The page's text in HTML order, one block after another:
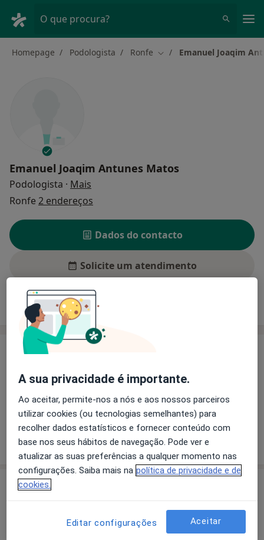
O que procura?
Homepage Podologista Ronfe Mudar de cidade
Emanuel Joaqim
Emanuel Joaqim Antunes Matos
Podologista · Mais
Ronfe 2 endereços
Dados do contacto
Solicite um atendimento
Experiência Preços
Experiência
Esporão Do Calcâneo Onicomicose
Unhas Encravadas
Pé Chato +4
Mostrar mais detalhes
sobre a experiência
Serviços e preços
A sua privacidade é importante.
Ao aceitar, permite-nos a nós e aos nossos parceiros
utilizar cookies (ou tecnologias semelhantes) para
recolher dados estatísticos e fornecer conteúdo com
base nos seus hábitos de navegação. Pode ver e
atualizar as suas preferências a qualquer momento nas
configurações. Saiba mais na política de privacidade e de
cookies.
Editar configurações Aceitar